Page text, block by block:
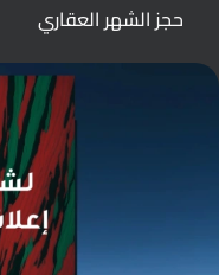
حجز الشهر العقاري